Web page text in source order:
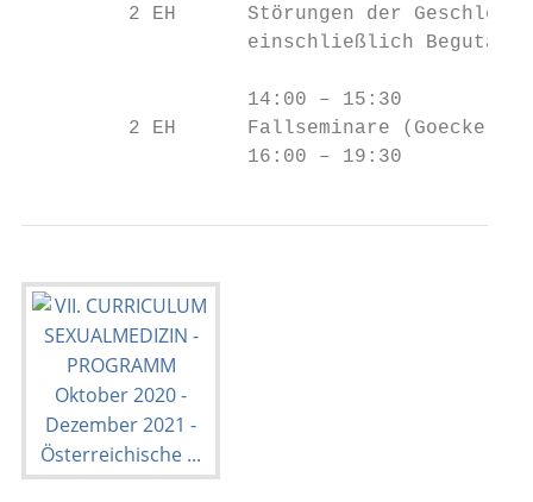
2 EH      Störungen der
einschließlich
                   14:00 – 15:30
         2 EH      Fallseminare (Goecker)
                   16:00 – 19:30